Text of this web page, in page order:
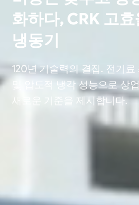
화하다, CRK 고
냉동기
120년 기술력의 결집. 전기료
및 압도적 냉각 성능으로 상
새로운 기준을 제시합니다.